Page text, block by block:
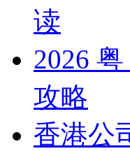
读
2026
攻略
香港公